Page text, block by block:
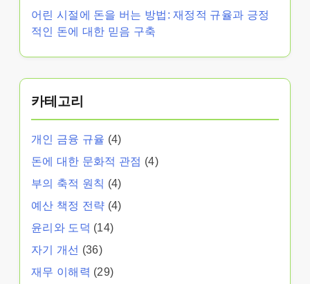
어린 시절에 돈을 버는 방법: 재정적 규율과 긍정
적인 돈에 대한 믿음 구축
카테고리
개인 금융 규율 (4)
돈에 대한 문화적 관점 (4)
부의 축적 원칙 (4)
예산 책정 전략 (4)
윤리와 도덕 (14)
자기 개선 (36)
재무 이해력 (29)